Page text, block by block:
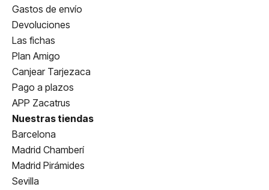
Gastos de envío
Devoluciones
Las fichas
Plan Amigo
Canjear Tarjezaca
Pago a plazos
APP Zacatrus
Nuestras tiendas
Barcelona
Madrid Chamberí
Madrid Pirámides
Sevilla